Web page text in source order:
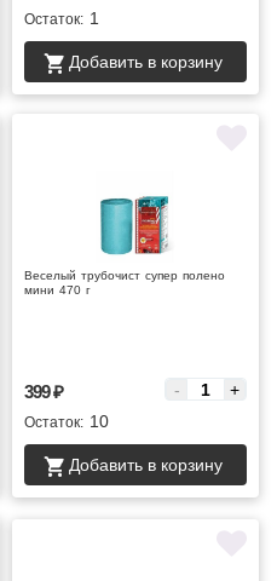
Остаток: 1
Добавить в корзину
Веселый трубочист супер полено
мини 470 г
399₽ - +
Остаток: 10
Добавить в корзину